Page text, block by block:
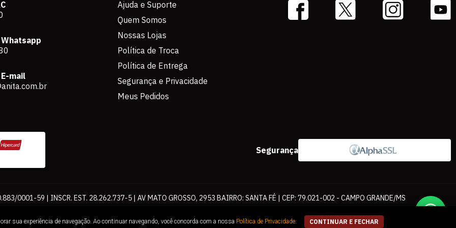
mail
Ajuda e Suporte
Quem Somos
Nossas Lojas
Política de Troca
Política de Entrega
Segurança e Privacidade
Meus Pedidos
Segurança
0001-59 | INSCR. EST. 28.262.737-5 | AV MATO GROSSO, 2953 BAIRRO: SANTA FÉ | CEP: 79.021-002 - CAMPO GRANDE/MS
Loja. É proibida a utilização total ou parcial sem nossa autorização.
sua experiência de navegação. Ao continuar navegando, você concorda com a nossa Política de Privacidade CONTINUAR E FECHAR